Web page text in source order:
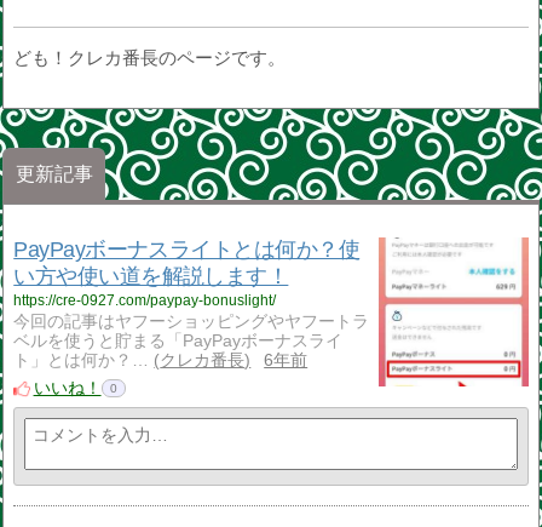
ども！クレカ番長のページです。
更新記事
PayPayボーナスライトとは何か？使
い方や使い道を解説します！
https://cre-0927.com/paypay-bonuslight/
今回の記事はヤフーショッピングやヤフートラ
ベルを使うと貯まる「PayPayボーナスライ
ト」とは何か？…
クレカ番長
6年前
いいね！
0